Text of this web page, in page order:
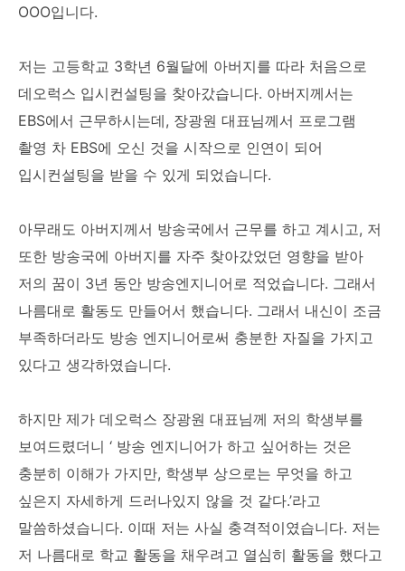
OOO입니다.
저는 고등학교 3학년 6월달에 아버지를 따라 처음으로
데오럭스 입시컨설팅을 찾아갔습니다. 아버지께서는
EBS에서 근무하시는데, 장광원 대표님께서 프로그램
촬영 차 EBS에 오신 것을 시작으로 인연이 되어
입시컨설팅을 받을 수 있게 되었습니다.
아무래도 아버지께서 방송국에서 근무를 하고 계시고, 저
또한 방송국에 아버지를 자주 찾아갔었던 영향을 받아
저의 꿈이 3년 동안 방송엔지니어로 적었습니다. 그래서
나름대로 활동도 만들어서 했습니다. 그래서 내신이 조금
부족하더라도 방송 엔지니어로써 충분한 자질을 가지고
있다고 생각하였습니다.
하지만 제가 데오럭스 장광원 대표님께 저의 학생부를
보여드렸더니 ‘ 방송 엔지니어가 하고 싶어하는 것은
충분히 이해가 가지만, 학생부 상으로는 무엇을 하고
싶은지 자세하게 드러나있지 않을 것 같다.’라고
말씀하셨습니다. 이때 저는 사실 충격적이였습니다. 저는
저 나름대로 학교 활동을 채우려고 열심히 활동을 했다고